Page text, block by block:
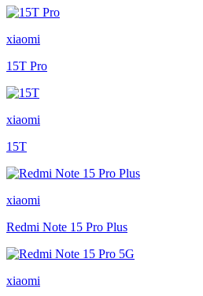
xiaomi
15T Pro
xiaomi
15T
xiaomi
Redmi Note 15 Pro Plus
xiaomi